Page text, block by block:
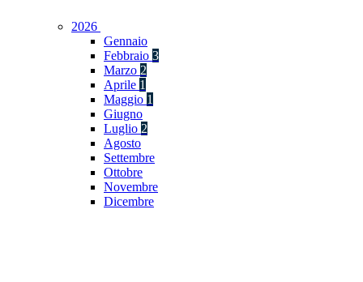
2026
Gennaio
Febbraio 3
Marzo 2
Aprile 1
Maggio 1
Giugno
Luglio 2
Agosto
Settembre
Ottobre
Novembre
Dicembre